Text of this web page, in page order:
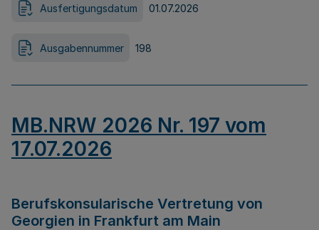
Ausfertigungsdatum 01.07.2026
Ausgabennummer 198
MB.NRW 2026 Nr. 197 vom
17.07.2026
Berufskonsularische Vertretung von
Georgien in Frankfurt am Main